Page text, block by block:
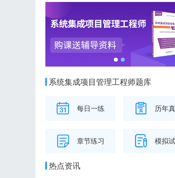
系统集成项目管理工程师题库
每日一练 历年
章节练习 模拟
热点资讯